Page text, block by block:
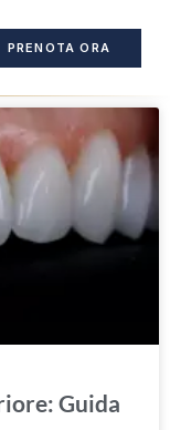
PRENOTA ORA
Guida